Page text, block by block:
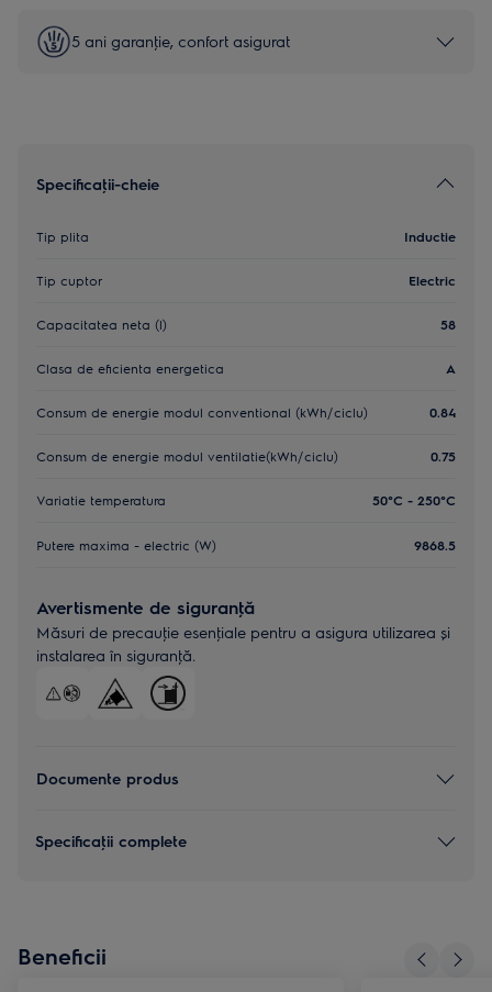
5 ani garanţie, confort asigurat
Specificaţii-cheie
Tip plita Inductie
Tip cuptor Electric
Capacitatea neta (l) 58
Clasa de eficienta energetica A
Consum de energie modul conventional (kWh/ciclu) 0.84
Consum de energie modul ventilatie(kWh/ciclu) 0.75
Variatie temperatura 50°C - 250°C
Putere maxima - electric (W) 9868.5
Avertismente de siguranţă
Măsuri de precauţie esenţiale pentru a asigura utilizarea și
instalarea în siguranţă.
Documente produs
Specificaţii complete
Beneficii